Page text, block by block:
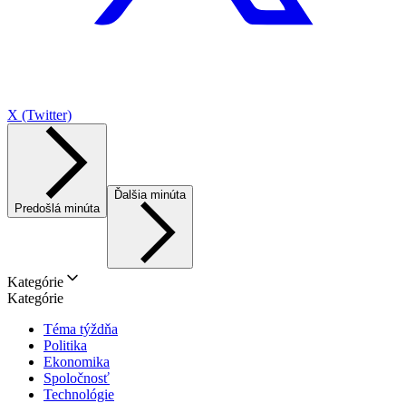
X (Twitter)
Predošlá minúta
Ďalšia minúta
Kategórie
Kategórie
Téma týždňa
Politika
Ekonomika
Spoločnosť
Technológie